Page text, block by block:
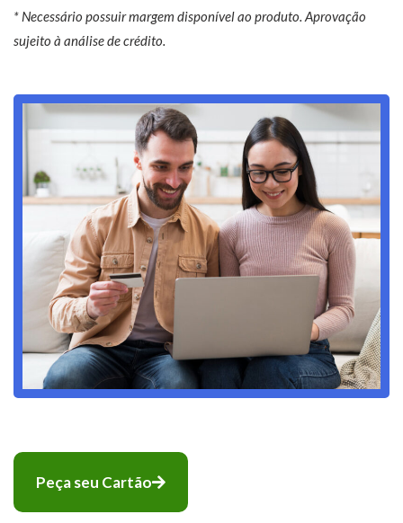
* Necessário possuir margem disponível ao produto. Aprovação
sujeito à análise de crédito.
Peça seu Cartão